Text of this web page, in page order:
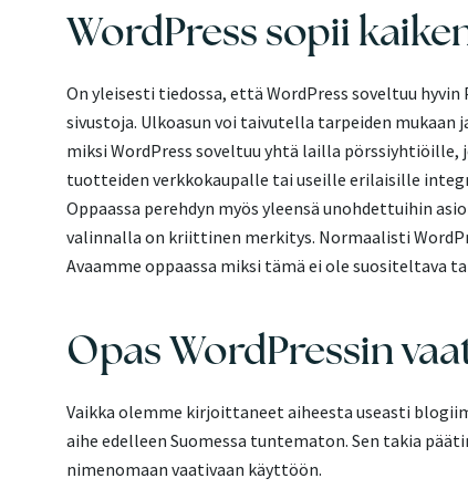
WordPress sopii
On yleisesti tiedossa, että WordPress soveltuu
sivustoja. Ulkoasun voi taivutella tarpeiden
miksi WordPress soveltuu yhtä lailla
tuotteiden verkkokaupalle tai useille erilaisille
Oppaassa perehdyn myös yleensä unohdettuihin
valinnalla on kriittinen merkitys. Normaalisti
Avaamme oppaassa miksi tämä ei ole suositeltava
Opas WordPressin
Vaikka olemme kirjoittaneet aiheesta useasti
aihe edelleen Suomessa tuntematon. Sen takia
nimenomaan vaativaan käyttöön.